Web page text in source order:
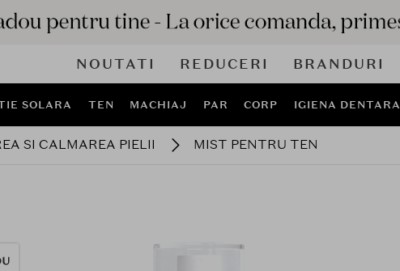
NOUTATI REDUCERI BRANDURI
SOLARA TEN MACHIAJ PAR CORP IGIENA DENTARA
SI CALMAREA PIELII MIST PENTRU TEN